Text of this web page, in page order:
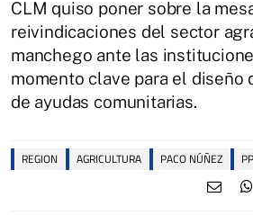
CLM quiso poner sobre la
reivindicaciones del sector
manchego ante las
momento clave para el diseño
de ayudas comunitarias.
REGION AGRICULTURA PACO NÚÑEZ